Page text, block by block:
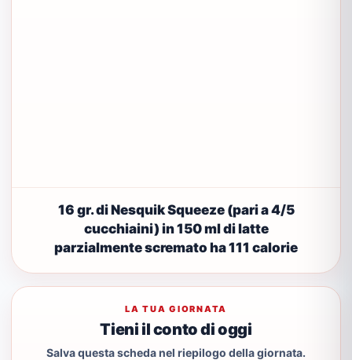
16 gr. di Nesquik Squeeze (pari a 4/5
cucchiaini) in 150 ml di latte
parzialmente scremato ha 111 calorie
LA TUA GIORNATA
Tieni il conto di oggi
Salva questa scheda nel riepilogo della giornata.